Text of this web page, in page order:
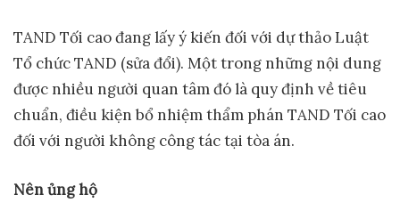
TAND Tối cao đang lấy ý kiến đối với dự thảo Luật
Tổ chức TAND (sửa đổi). Một trong những nội dung
được nhiều người quan tâm đó là quy định về tiêu
chuẩn, điều kiện bổ nhiệm thẩm phán TAND Tối cao
đối với người không công tác tại tòa án.
Nênủng hộ